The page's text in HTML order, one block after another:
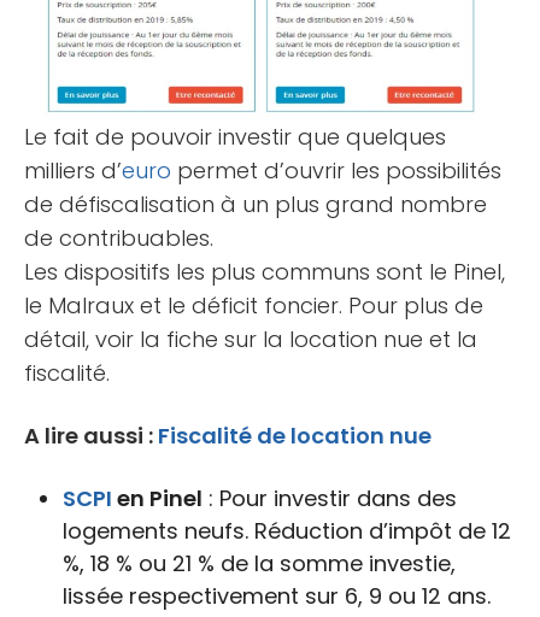
Le fait de pouvoir investir que quelques
milliers d’euro permet d’ouvrir les possibilités
de défiscalisation à un plus grand nombre
de contribuables.
Les dispositifs les plus communs sont le Pinel,
le Malraux et le déficit foncier. Pour plus de
détail, voir la fiche sur la location nue et la
fiscalité.
A lire aussi : Fiscalité de location nue
SCPI en Pinel : Pour investir dans des
logements neufs. Réduction d’impôt de 12
%, 18 % ou 21 % de la somme investie,
lissée respectivement sur 6, 9 ou 12 ans.